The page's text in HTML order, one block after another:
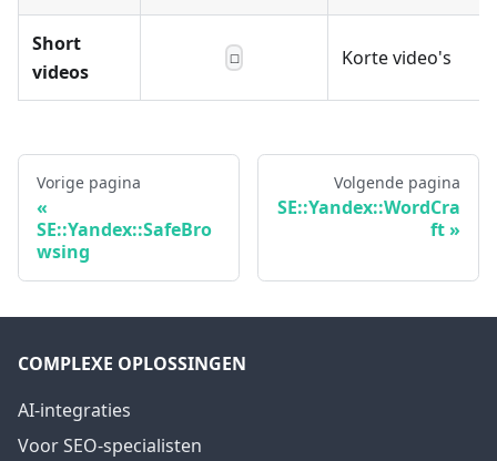
Short
videos
☐ Korte video's
Vorige pagina
SE::Yandex::SafeBro
wsing
Volgende pagina
SE::Yandex::WordCra
ft
COMPLEXE OPLOSSINGEN
AI-integraties
Voor SEO-specialisten